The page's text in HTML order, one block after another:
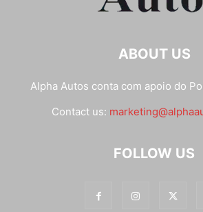
ABOUT US
Alpha Autos conta com apoio do
Contact us:
FOLLOW US